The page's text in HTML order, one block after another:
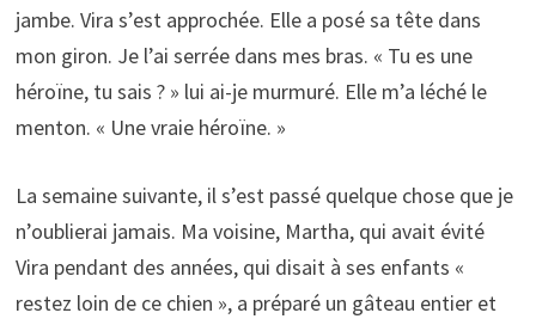
jambe. Vira s’est approchée. Elle a posé sa tête dans
mon giron. Je l’ai serrée dans mes bras. « Tu es une
héroïne, tu sais ? » lui ai-je murmuré. Elle m’a léché le
menton. « Une vraie héroïne. »
La semaine suivante, il s’est passé quelque chose que je
n’oublierai jamais. Ma voisine, Martha, qui avait évité
Vira pendant des années, qui disait à ses enfants «
restez loin de ce chien », a préparé un gâteau entier et